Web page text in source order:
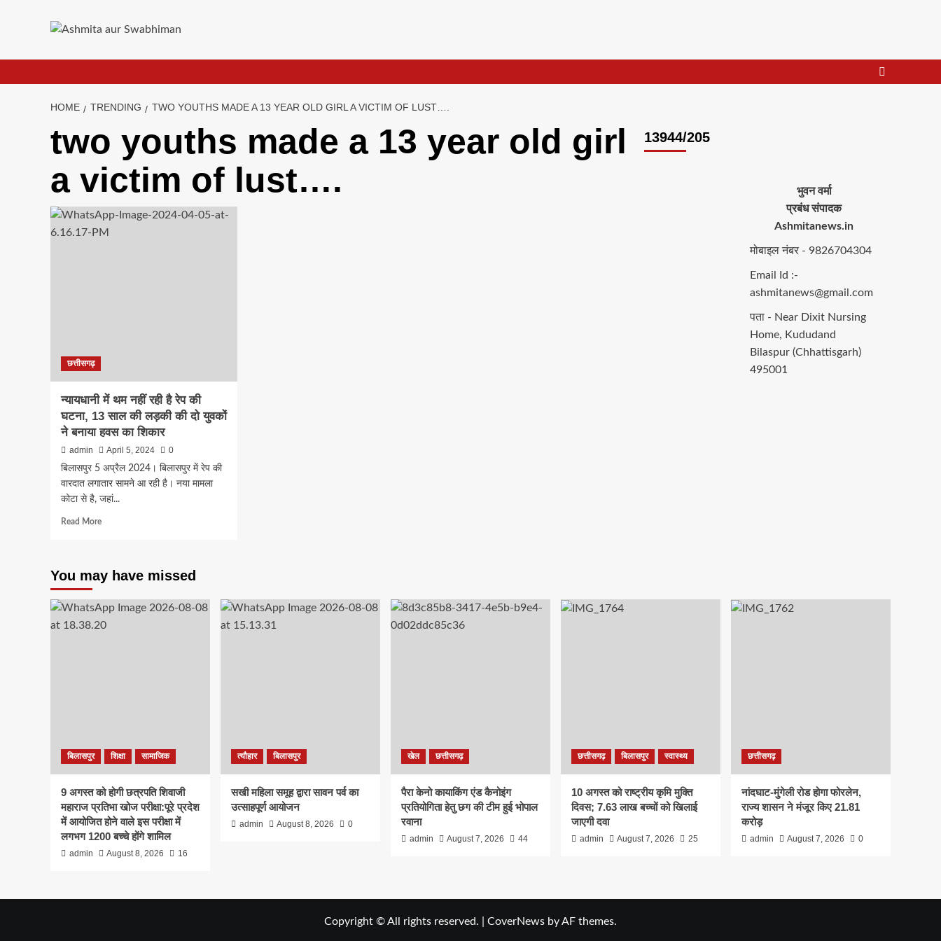
HOME TRENDING TWO YOUTHS MADE A 13 YEAR OLD GIRL A VICTIM OF LUST….
two youths made a 13 year old girl
a victim of lust….
छत्तीसगढ़
न्यायधानी में थम नहीं रही है रेप की
घटना, 13 साल की लड़की की दो युवकों
ने बनाया हवस का शिकार
admin April 5, 2024
0
बिलासपुर 5 अप्रैल 2024। बिलासपुर में रेप की
वारदात लगातार सामने आ रही है। नया मामला
कोटा से है, जहां...
Read MoreRead
में
नहीं
रही
है
युवकों
ने
बनाया
हवस
का
शिकार
13944/205
भुवन वर्मा
प्रबंध संपादक
Ashmitanews.in
मोबाइल नंबर - 9826704304
Email Id :-
ashmitanews@gmail.com
पता - Near Dixit Nursing
Home, Kududand
Bilaspur (Chhattisgarh)
495001
You may have missed
बिलासपुर शिक्षा सामाजिक
9 अगस्त को होगी छत्रपति शिवाजी
महाराज प्रतिभा खोज परीक्षा:पूरे प्रदेश
में आयोजित होने वाले इस परीक्षा में
लगभग 1200 बच्चे होंगे शामिल
admin August 8, 2026 16
त्यौहार बिलासपुर
सखी महिला समूह द्वारा सावन पर्व का
उत्साहपूर्ण आयोजन
admin August 8, 2026 0
खेल छत्तीसगढ़
पैरा केनो कायाकिंग एंड कैनोइंग
प्रतियोगिता हेतु छग की टीम हुई भोपाल
रवाना
admin August 7, 2026 44
छत्तीसगढ़ बिलासपुर स्वास्थ्य
10 अगस्त को राष्ट्रीय कृमि मुक्ति
दिवस; 7.63 लाख बच्चों को खिलाई
जाएगी दवा
admin August 7, 2026 25
छत्तीसगढ़
नांदघाट-मुंगेली रोड होगा फोरलेन,
राज्य शासन ने मंजूर किए 21.81
करोड़
admin August 7, 2026 0
Copyright © All rights reserved. CoverNews by AF themes.